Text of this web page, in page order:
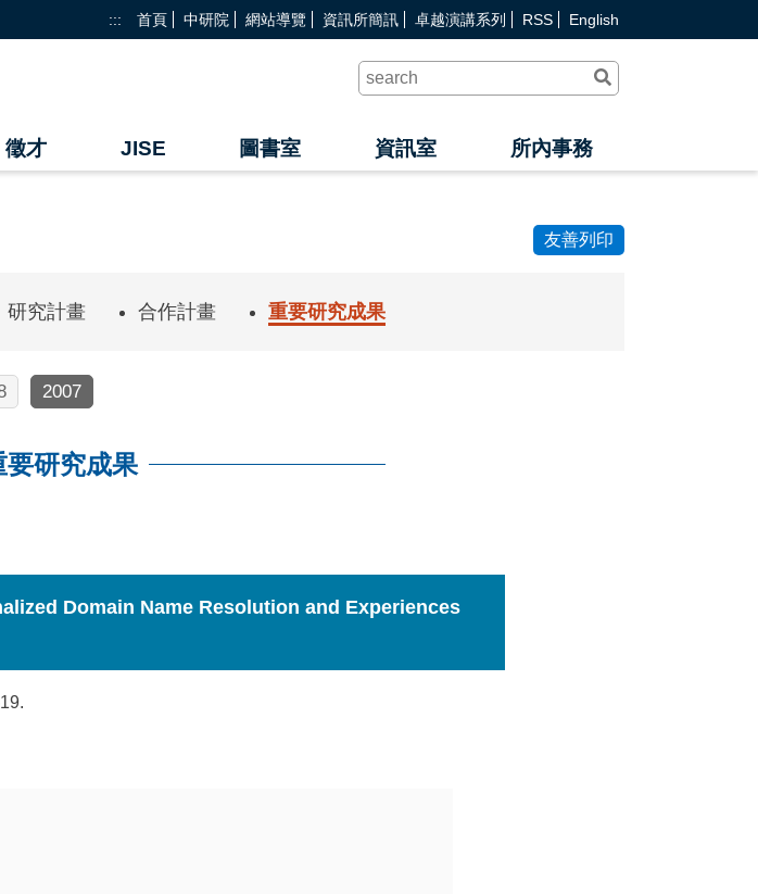
::: 首頁 中研院 網站導覽 資訊所簡訊 卓越演講系列 RSS English
出
徵才 JISE 圖書室 資訊室 所內事務
友善列印
研究計畫 合作計畫 重要研究成果
2007
要研究成果
Domain Name Resolution and Experiences